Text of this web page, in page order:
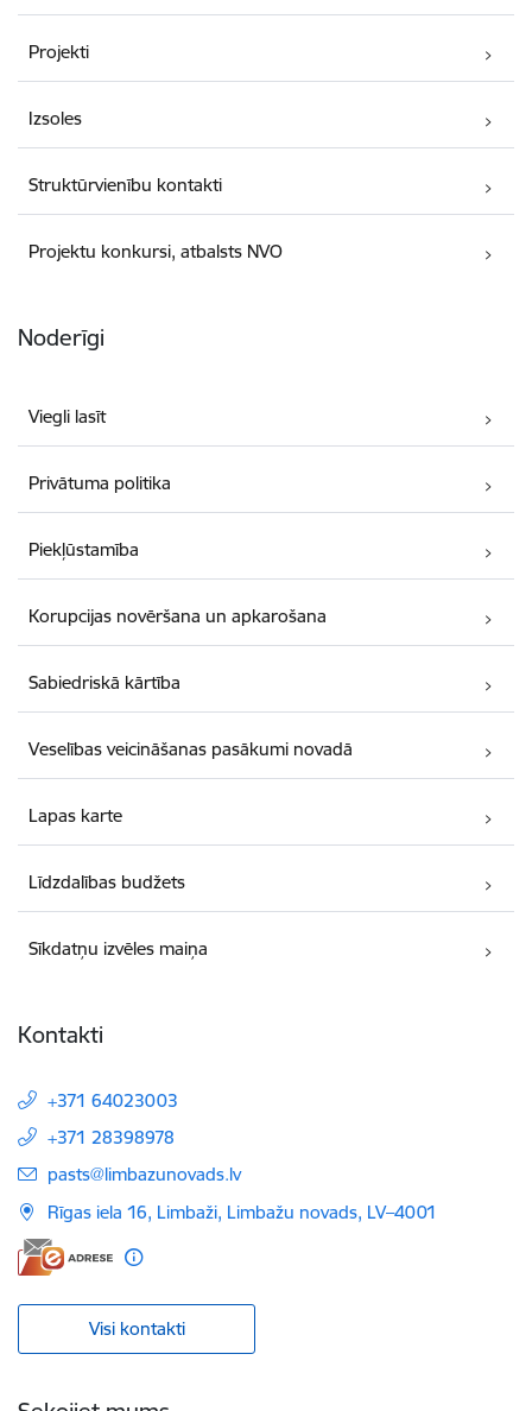
Projekti
Izsoles
Struktūrvienību kontakti
Projektu konkursi, atbalsts NVO
Noderīgi
Viegli lasīt
Privātuma politika
Piekļūstamība
Korupcijas novēršana un apkarošana
Sabiedriskā kārtība
Veselības veicināšanas pasākumi novadā
Lapas karte
Līdzdalības budžets
Sīkdatņu izvēles maiņa
Kontakti
+371 64023003
+371 28398978
E-pasts:
pasts@limbazunovads.lv
Rīgas iela 16, Limbaži, Limbažu novads, LV–4001
Visi kontakti